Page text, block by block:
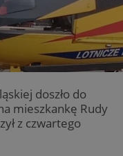
doszło do
mieszkankę Rudy
z czwartego